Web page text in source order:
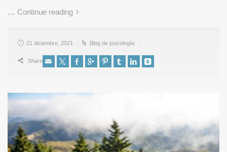
… Continue reading
21 diciembre, 2021 Blog de psicología
Share